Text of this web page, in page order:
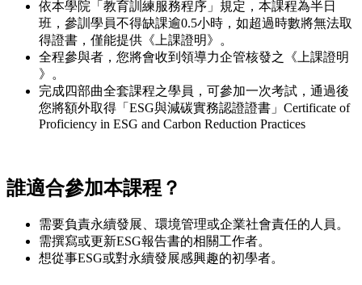
依本學院「教育訓練服務程序」規定，本課程為半日
班，參訓學員不得缺課逾0.5小時，如超過時數將無法取
得證書，僅能提供《上課證明》。
全程參與者，您將會收到領導力企管核發之《上課證明
》。
完成四部曲全套課程之學員，可參加一次考試，通過後
您將額外取得「ESG與減碳實務認證證書」Certificate of
Proficiency in ESG and Carbon Reduction Practices
誰適合參加本課程？
需要負責永續發展、環境管理或企業社會責任的人員。
需撰寫或更新ESG報告書的相關工作者。
想從事ESG或對永續發展感興趣的初學者。